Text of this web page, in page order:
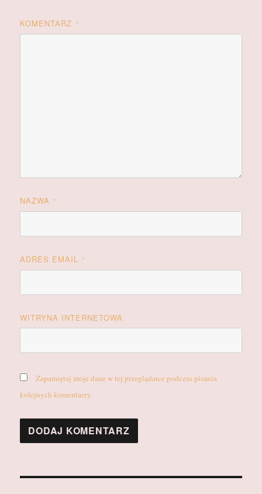
KOMENTARZ *
NAZWA *
ADRES EMAIL *
WITRYNA INTERNETOWA
Zapamiętaj moje dane w tej przeglądarce podczas pisania
kolejnych komentarzy.